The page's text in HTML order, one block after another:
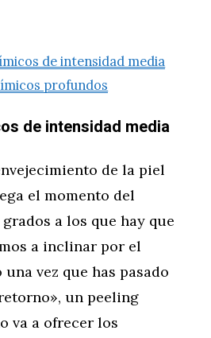
de intensidad media
profundos
de intensidad media
de la piel
el momento del
a los que hay que
a inclinar por el
vez que has pasado
un peeling
va a ofrecer los